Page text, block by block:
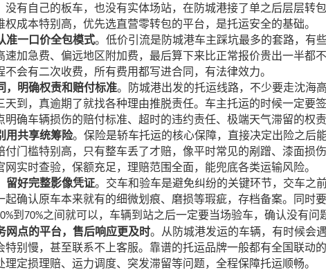
没有自己的板车，也没有实体场站，在防城港接了单之后层层转
成本特别高，优先选直营零转包的平台，是托运安全的基础。
准一口价全包模式。低价引流是防城港车主踩坑最多的套路，有
速加急费、偏远地区附加费，最后算下来比正常报价贵出一半
会有二次收费，所有费用都写进合同，有法律效力。
，明确权责和赔付标准。防城港出发的托运线路，不少要走沈海
天到，真逾期了就找各种理由推脱责任。车主托运的时候一定
明确车辆损伤的赔付标准、超时的违约责任、极端天气滞留的权
用共享统筹险。保险是轿车托运的核心保障，直接决定出险之后
付门槛特别高，只有整车丢了才赔，像平时常见的剐蹭、漆面
实时查验，保额充足，理赔范围全面，能兜底各类运输风险。
留好完整影像凭证。交车和验车是避免纠纷的关键环节，交车之
起确认原车本来就有的细微划痕、磨损等瑕疵，存档备案。同
到 70%之间就可以，车辆到站之后一定要当场验车，确认没有问
网点的平台，售后响应更及时。从防城港发运的车辆，有时候会
特别慢，甚至联系不上客服。靠谱的托运品牌一般都有全国联动
理定损理赔、运力调度、突发滞留等问题，全程保障托运顺畅。